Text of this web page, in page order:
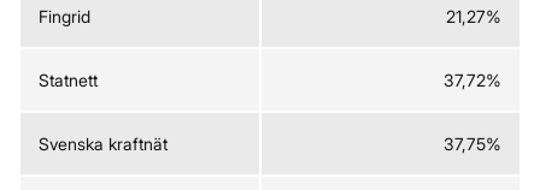
Fingrid 21,27%
Statnett 37,72%
Svenska kraftnät 37,75%